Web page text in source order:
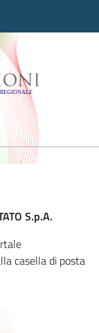
-
S.p.A.
casella di posta